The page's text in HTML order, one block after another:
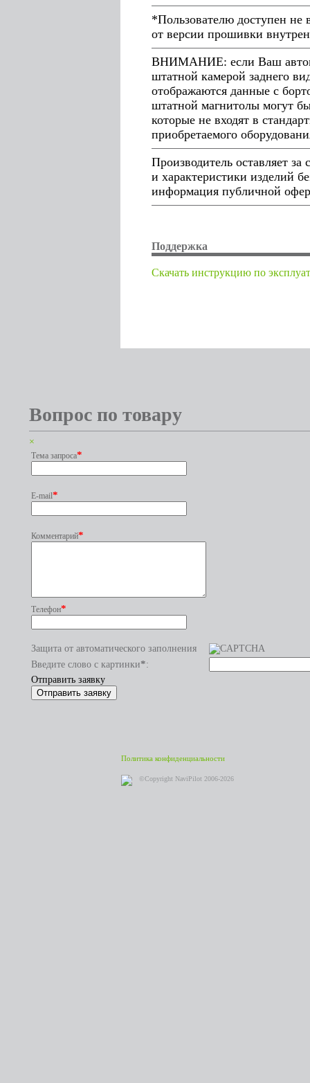
*Пользователю доступен не
от версии прошивки
ВНИМАНИЕ: если Ваш
штатной камерой заднего
отображаются данные с
штатной магнитолы могут
которые не входят в
приобретаемого
Производитель оставляет
и характеристики изделий
информация публичной
Поддержка
Cкачать инструкцию по
Вопрос по товару
×
Тема запроса*
E-mail*
Комментарий*
Телефон*
Защита от автоматического заполнения
Введите слово с картинки*:
Отправить заявку
Политика конфиденциальности
©Copyright NaviPilot 2006-2026